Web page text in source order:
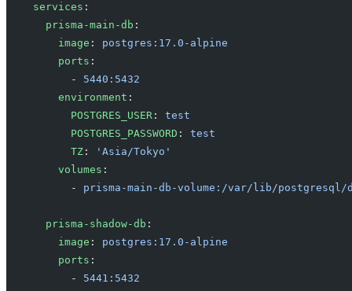
services :
  prisma-main-db
:
    image
: postgres:17.0-alpine
    ports
:
      -
5440:5432
    environment
:
      POSTGRES_USER
: test
      POSTGRES_PASSWORD
: test
      TZ
:
'Asia/Tokyo'
    volumes
:
      -
prisma-main-db-volume:/var/lib/postgresql/
  prisma-shadow-db
:
    image
: postgres:17.0-alpine
    ports
:
      -
5441:5432